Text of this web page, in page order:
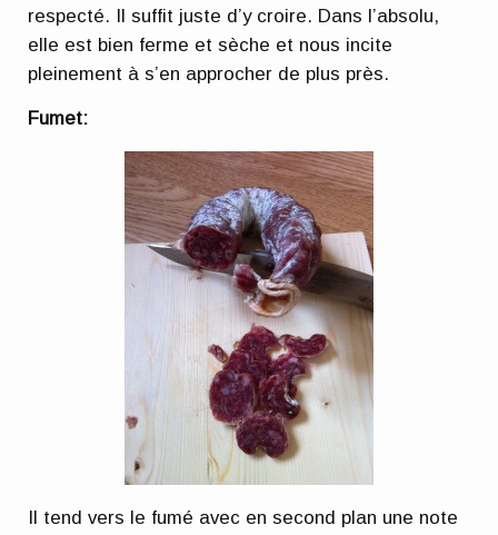
respecté. Il suffit juste d’y croire. Dans l’absolu,
elle est bien ferme et sèche et nous incite
pleinement à s’en approcher de plus près.
Fumet:
Il tend vers le fumé avec en second plan une note